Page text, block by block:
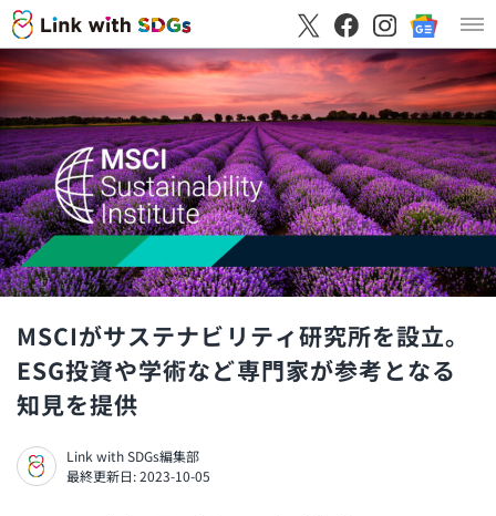
MSCIがサステナビリティ研究所を設立。
ESG投資や学術など専門家が参考となる
知見を提供
Link with SDGs編集部
最終更新日: 2023-10-05